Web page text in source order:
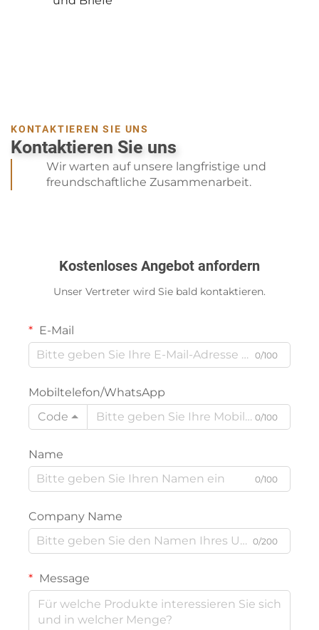
KONTAKTIEREN SIE UNS
Kontaktieren Sie uns
Wir warten auf unsere langfristige und
freundschaftliche Zusammenarbeit.
Kostenloses Angebot anfordern
Unser Vertreter wird Sie bald kontaktieren.
E-Mail
0/100
Mobiltelefon/WhatsApp
Code
0/100
Name
0/100
Company Name
0/200
Message